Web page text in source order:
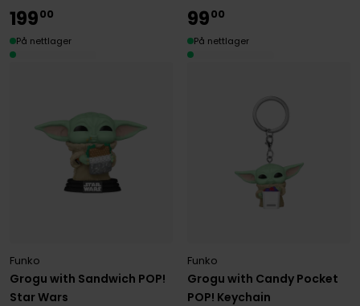
Grogu with Sandwich POP!
Star Wars
Funko
19900
På nettlager
Grogu with Candy Pocket
POP! Keychain
Funko
9900
På nettlager